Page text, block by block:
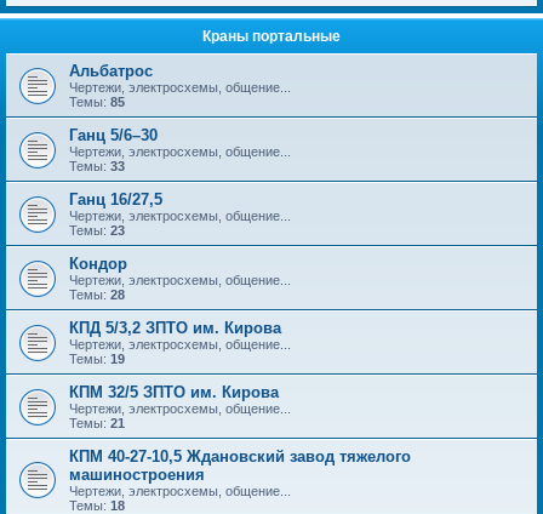
Краны портальные
Альбатрос
Чертежи, электросхемы, общение...
Темы: 85
Ганц 5/6–30
Чертежи, электросхемы, общение...
Темы: 33
Ганц 16/27,5
Чертежи, электросхемы, общение...
Темы: 23
Кондор
Чертежи, электросхемы, общение...
Темы: 28
КПД 5/3,2 ЗПТО им. Кирова
Чертежи, электросхемы, общение...
Темы: 19
КПМ 32/5 ЗПТО им. Кирова
Чертежи, электросхемы, общение...
Темы: 21
КПМ 40-27-10,5 Ждановский завод тяжелого
машиностроения
Чертежи, электросхемы, общение...
Темы: 18